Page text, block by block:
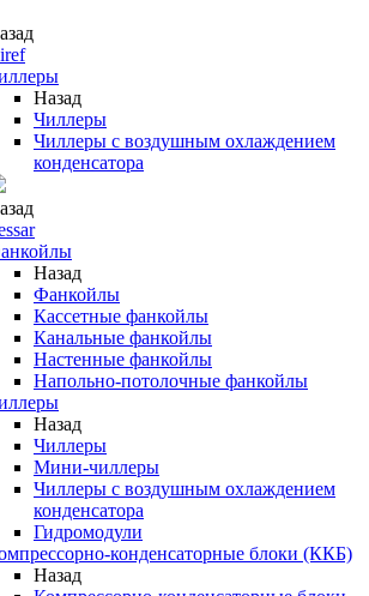
Назад
Чиллеры
Чиллеры с воздушным охлаждением
конденсатора
Назад
Фанкойлы
Кассетные фанкойлы
Канальные фанкойлы
Настенные фанкойлы
Напольно-потолочные фанкойлы
Назад
Чиллеры
Мини-чиллеры
Чиллеры с воздушным охлаждением
конденсатора
Гидромодули
конденсаторные блоки (ККБ)
Назад